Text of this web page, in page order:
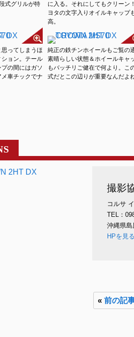
式グリルが特
に入る。それにしてもクリーン
ヨタの文字入りオイルキャップ
高。
思ってしまうほ
ョン。テール
の間にはガソ
車チックでナ
純正の鉄チンホイールもご覧の
素晴らしい状態＆ホイールキャ
もバッチリご健在で何より。こ
式だとこの辺りが重要なんだよね
撮影
コルサ
TEL：
沖縄県
HPを見る
«前の記